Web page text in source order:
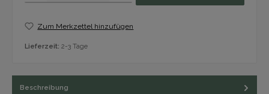
Zum Merkzettel hinzufügen
Lieferzeit: 2-3 Tage
Beschreibung